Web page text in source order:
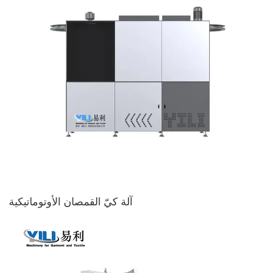
آلة كيّ القمصان الأوتوماتيكية